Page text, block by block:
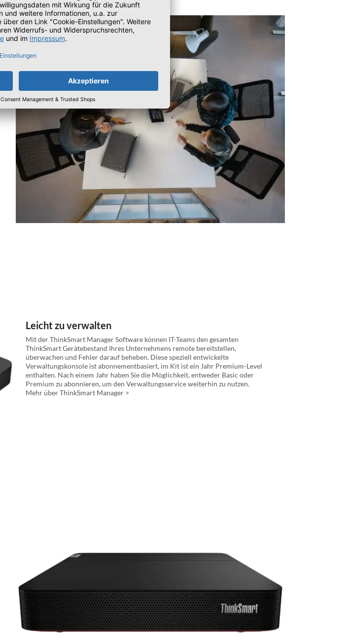
Leicht zu verwalten
Mit der ThinkSmart Manager Software können IT-Teams den gesamten
ThinkSmart Gerätebestand Ihres Unternehmens remote bereitstellen,
überwachen und Fehler darauf beheben. Diese speziell entwickelte
Verwaltungskonsole ist abonnementbasiert, im Kit ist ein Jahr Premium-Level
enthalten. Nach einem Jahr haben Sie die Möglichkeit, entweder Basic oder
Premium zu abonnieren, um den Verwaltungsservice weiterhin zu nutzen.
Mehr über ThinkSmart Manager >